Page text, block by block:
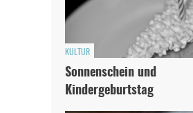
KULTUR
Sonnenschein und
Kindergeburtstag